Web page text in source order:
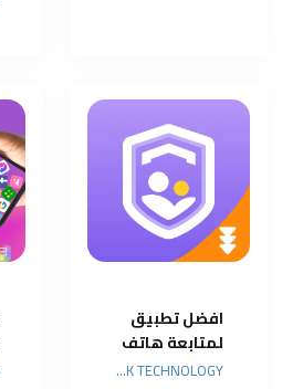
افضل تطبيق
لمتابعة هاتف
اطفالك
HONGKONG FLASHGET NETWORK TECHNOLOGY